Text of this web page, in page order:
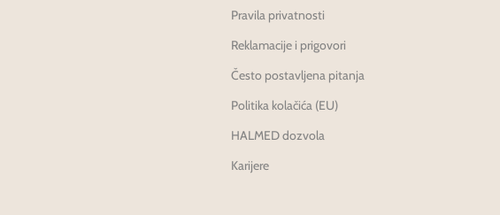
Pravila privatnosti
Reklamacije i prigovori
Često postavljena pitanja
Politika kolačića (EU)
HALMED dozvola
Karijere